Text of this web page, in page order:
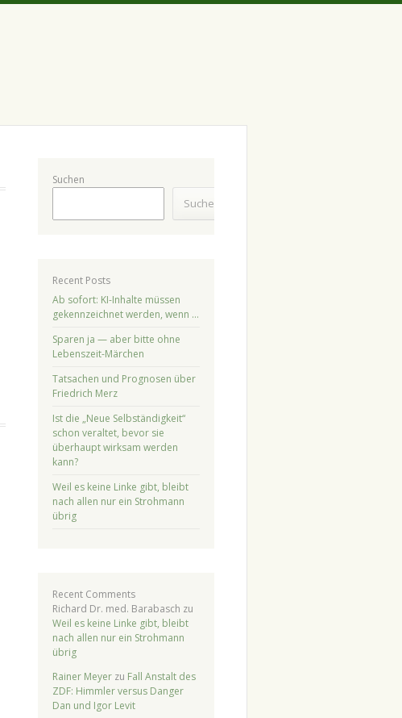
Suchen
Suchen
Recent Posts
Ab sofort: KI-Inhalte müssen
gekennzeichnet werden, wenn …
Sparen ja — aber bitte ohne
Lebenszeit-Märchen
Tatsachen und Prognosen über
Friedrich Merz
Ist die „Neue Selbständigkeit“
schon veraltet, bevor sie
überhaupt wirksam werden
kann?
Weil es keine Linke gibt, bleibt
nach allen nur ein Strohmann
übrig
Recent Comments
Richard Dr. med. Barabasch zu
Weil es keine Linke gibt, bleibt
nach allen nur ein Strohmann
übrig
Rainer Meyerzu Fall Anstalt des
ZDF: Himmler versus Danger
Dan und Igor Levit